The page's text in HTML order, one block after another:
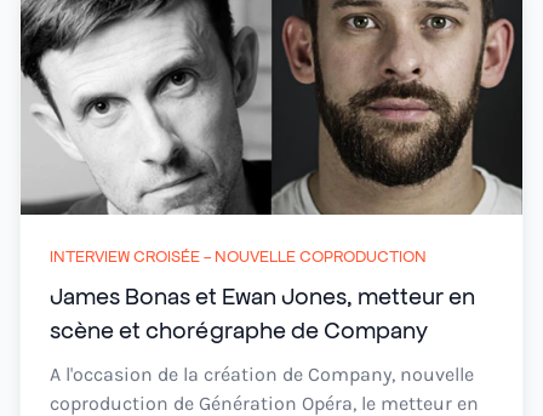
INTERVIEW CROISÉE - NOUVELLE COPRODUCTION
James Bonas et Ewan Jones, metteur en
scène et chorégraphe de Company
A l'occasion de la création de Company, nouvelle
coproduction de Génération Opéra, le metteur en